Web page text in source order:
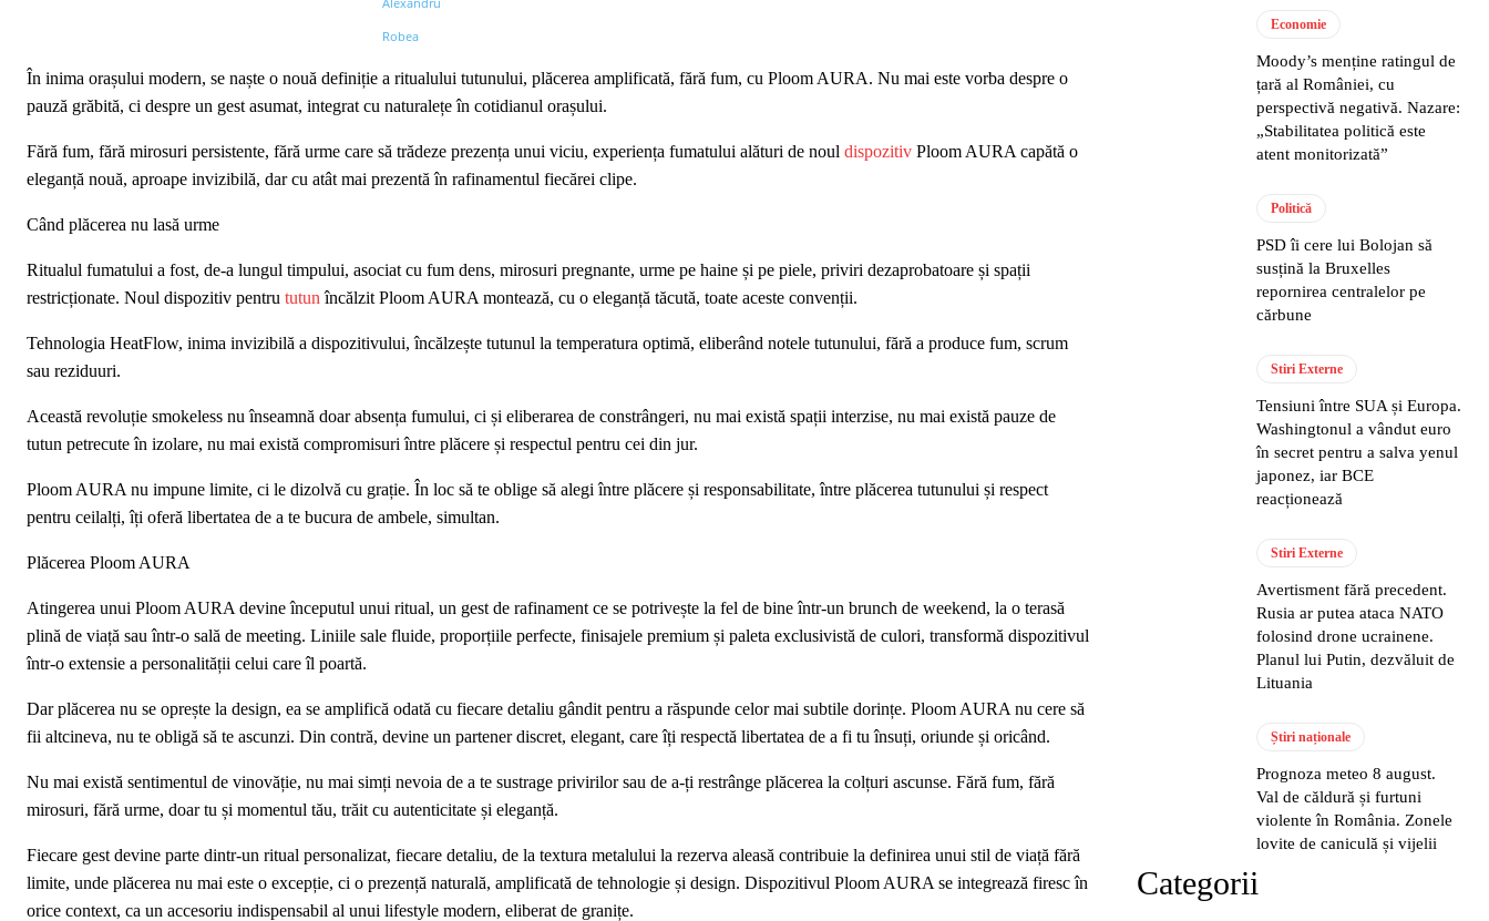
În inima orașului modern, se naște o nouă definiție a ritualului tutunului, plăcerea amplificată, fără fum, cu Ploom AURA. Nu mai este vorba despre o
pauză grăbită, ci despre un gest asumat, integrat cu naturalețe în cotidianul orașului.
Fără fum, fără mirosuri persistente, fără urme care să trădeze prezența unui viciu, experiența fumatului alături de noul dispozitiv Ploom AURA capătă o
eleganță nouă, aproape invizibilă, dar cu atât mai prezentă în rafinamentul fiecărei clipe.
Când plăcerea nu lasă urme
Ritualul fumatului a fost, de-a lungul timpului, asociat cu fum dens, mirosuri pregnante, urme pe haine și pe piele, priviri dezaprobatoare și spații
restricționate. Noul dispozitiv pentru tutun încălzit Ploom AURA montează, cu o eleganță tăcută, toate aceste convenții.
Tehnologia HeatFlow, inima invizibilă a dispozitivului, încălzește tutunul la temperatura optimă, eliberând notele tutunului, fără a produce fum, scrum
sau reziduuri.
Această revoluție smokeless nu înseamnă doar absența fumului, ci și eliberarea de constrângeri, nu mai există spații interzise, nu mai există pauze de
tutun petrecute în izolare, nu mai există compromisuri între plăcere și respectul pentru cei din jur.
Ploom AURA nu impune limite, ci le dizolvă cu grație. În loc să te oblige să alegi între plăcere și responsabilitate, între plăcerea tutunului și respect
pentru ceilalți, îți oferă libertatea de a te bucura de ambele, simultan.
Plăcerea Ploom AURA
Atingerea unui Ploom AURA devine începutul unui ritual, un gest de rafinament ce se potrivește la fel de bine într-un brunch de weekend, la o terasă
plină de viață sau într-o sală de meeting. Liniile sale fluide, proporțiile perfecte, finisajele premium și paleta exclusivistă de culori, transformă dispozitivul
într-o extensie a personalității celui care îl poartă.
Dar plăcerea nu se oprește la design, ea se amplifică odată cu fiecare detaliu gândit pentru a răspunde celor mai subtile dorințe. Ploom AURA nu cere să
fii altcineva, nu te obligă să te ascunzi. Din contră, devine un partener discret, elegant, care îți respectă libertatea de a fi tu însuți, oriunde și oricând.
Nu mai există sentimentul de vinovăție, nu mai simți nevoia de a te sustrage privirilor sau de a-ți restrânge plăcerea la colțuri ascunse. Fără fum, fără
mirosuri, fără urme, doar tu și momentul tău, trăit cu autenticitate și eleganță.
Fiecare gest devine parte dintr-un ritual personalizat, fiecare detaliu, de la textura metalului la rezerva aleasă contribuie la definirea unui stil de viață fără
limite, unde plăcerea nu mai este o excepție, ci o prezență naturală, amplificată de tehnologie și design. Dispozitivul Ploom AURA se integrează firesc în
orice context, ca un accesoriu indispensabil al unui lifestyle modern, eliberat de granițe.
Economie
Moody’s menține ratingul de
țară al României, cu
perspectivă negativă. Nazare:
„Stabilitatea politică este
atent monitorizată”
Politică
PSD îi cere lui Bolojan să
susțină la Bruxelles
repornirea centralelor pe
cărbune
Stiri Externe
Tensiuni între SUA și Europa.
Washingtonul a vândut euro
în secret pentru a salva yenul
japonez, iar BCE
reacționează
Stiri Externe
Avertisment fără precedent.
Rusia ar putea ataca NATO
folosind drone ucrainene.
Planul lui Putin, dezvăluit de
Lituania
Știri naționale
Prognoza meteo 8 august.
Val de căldură și furtuni
violente în România. Zonele
lovite de caniculă și vijelii
Categorii